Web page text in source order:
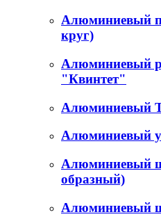
Алюминиевый
круг)
Алюминиевый
"Квинтет"
Алюминиевый
Алюминиевый
Алюминиевый
образный)
Алюминиевый